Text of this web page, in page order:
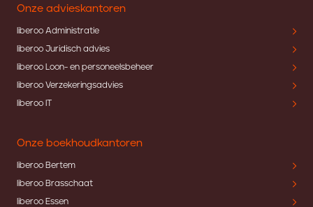
Onze advieskantoren
liberoo Administratie
liberoo Juridisch advies
liberoo Loon- en personeelsbeheer
liberoo Verzekeringsadvies
liberoo IT
Onze boekhoudkantoren
liberoo Bertem
liberoo Brasschaat
liberoo Essen